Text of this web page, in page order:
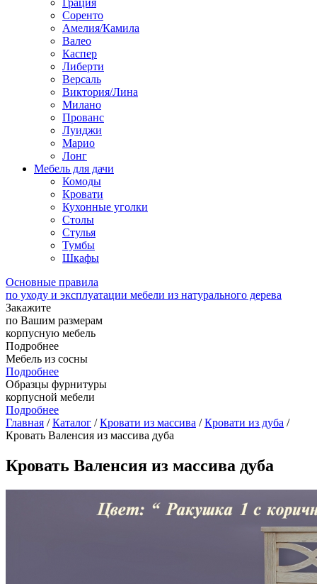
Грация
Соренто
Амелия/Камила
Валео
Каспер
Либерти
Версаль
Виктория/Лина
Милано
Прованс
Луиджи
Марио
Лонг
Мебель для дачи
Комоды
Кровати
Кухонные уголки
Столы
Стулья
Тумбы
Шкафы
Основные правила
по уходу и эксплуатации мебели из натурального дерева
Закажите
по Вашим размерам
корпусную мебель
Подробнее
Мебель из сосны
Подробнее
Образцы фурнитуры
корпусной мебели
Подробнее
Главная /Каталог /Кровати из массива /Кровати из дуба /
Кровать Валенсия из массива дуба
Кровать Валенсия из массива дуба